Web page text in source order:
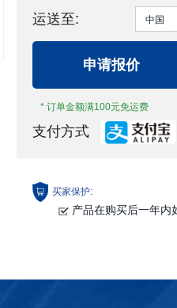
运送至:
申请报价
* 订单金额满100元免运费
支付方式
买家保护:
产品在购买后一年内